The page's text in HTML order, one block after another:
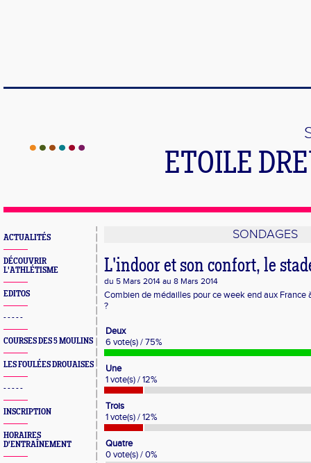
ETOILE
ACTUALITÉS
DÉCOUVRIR
L'ATHLÉTISME
EDITOS
- - - - -
COURSES DES 5 MOULINS
LES FOULÉES DROUAISES
- - - - -
INSCRIPTION
HORAIRES
D'ENTRAÎNEMENT
SONDAGES
L'indoor et son confort, le
du 5 Mars 2014 au 8 Mars 2014
Combien de médailles pour ce week end aux France
?
Deux
6 vote(s) / 75%
Une
1 vote(s) / 12%
Trois
1 vote(s) / 12%
Quatre
0 vote(s) / 0%